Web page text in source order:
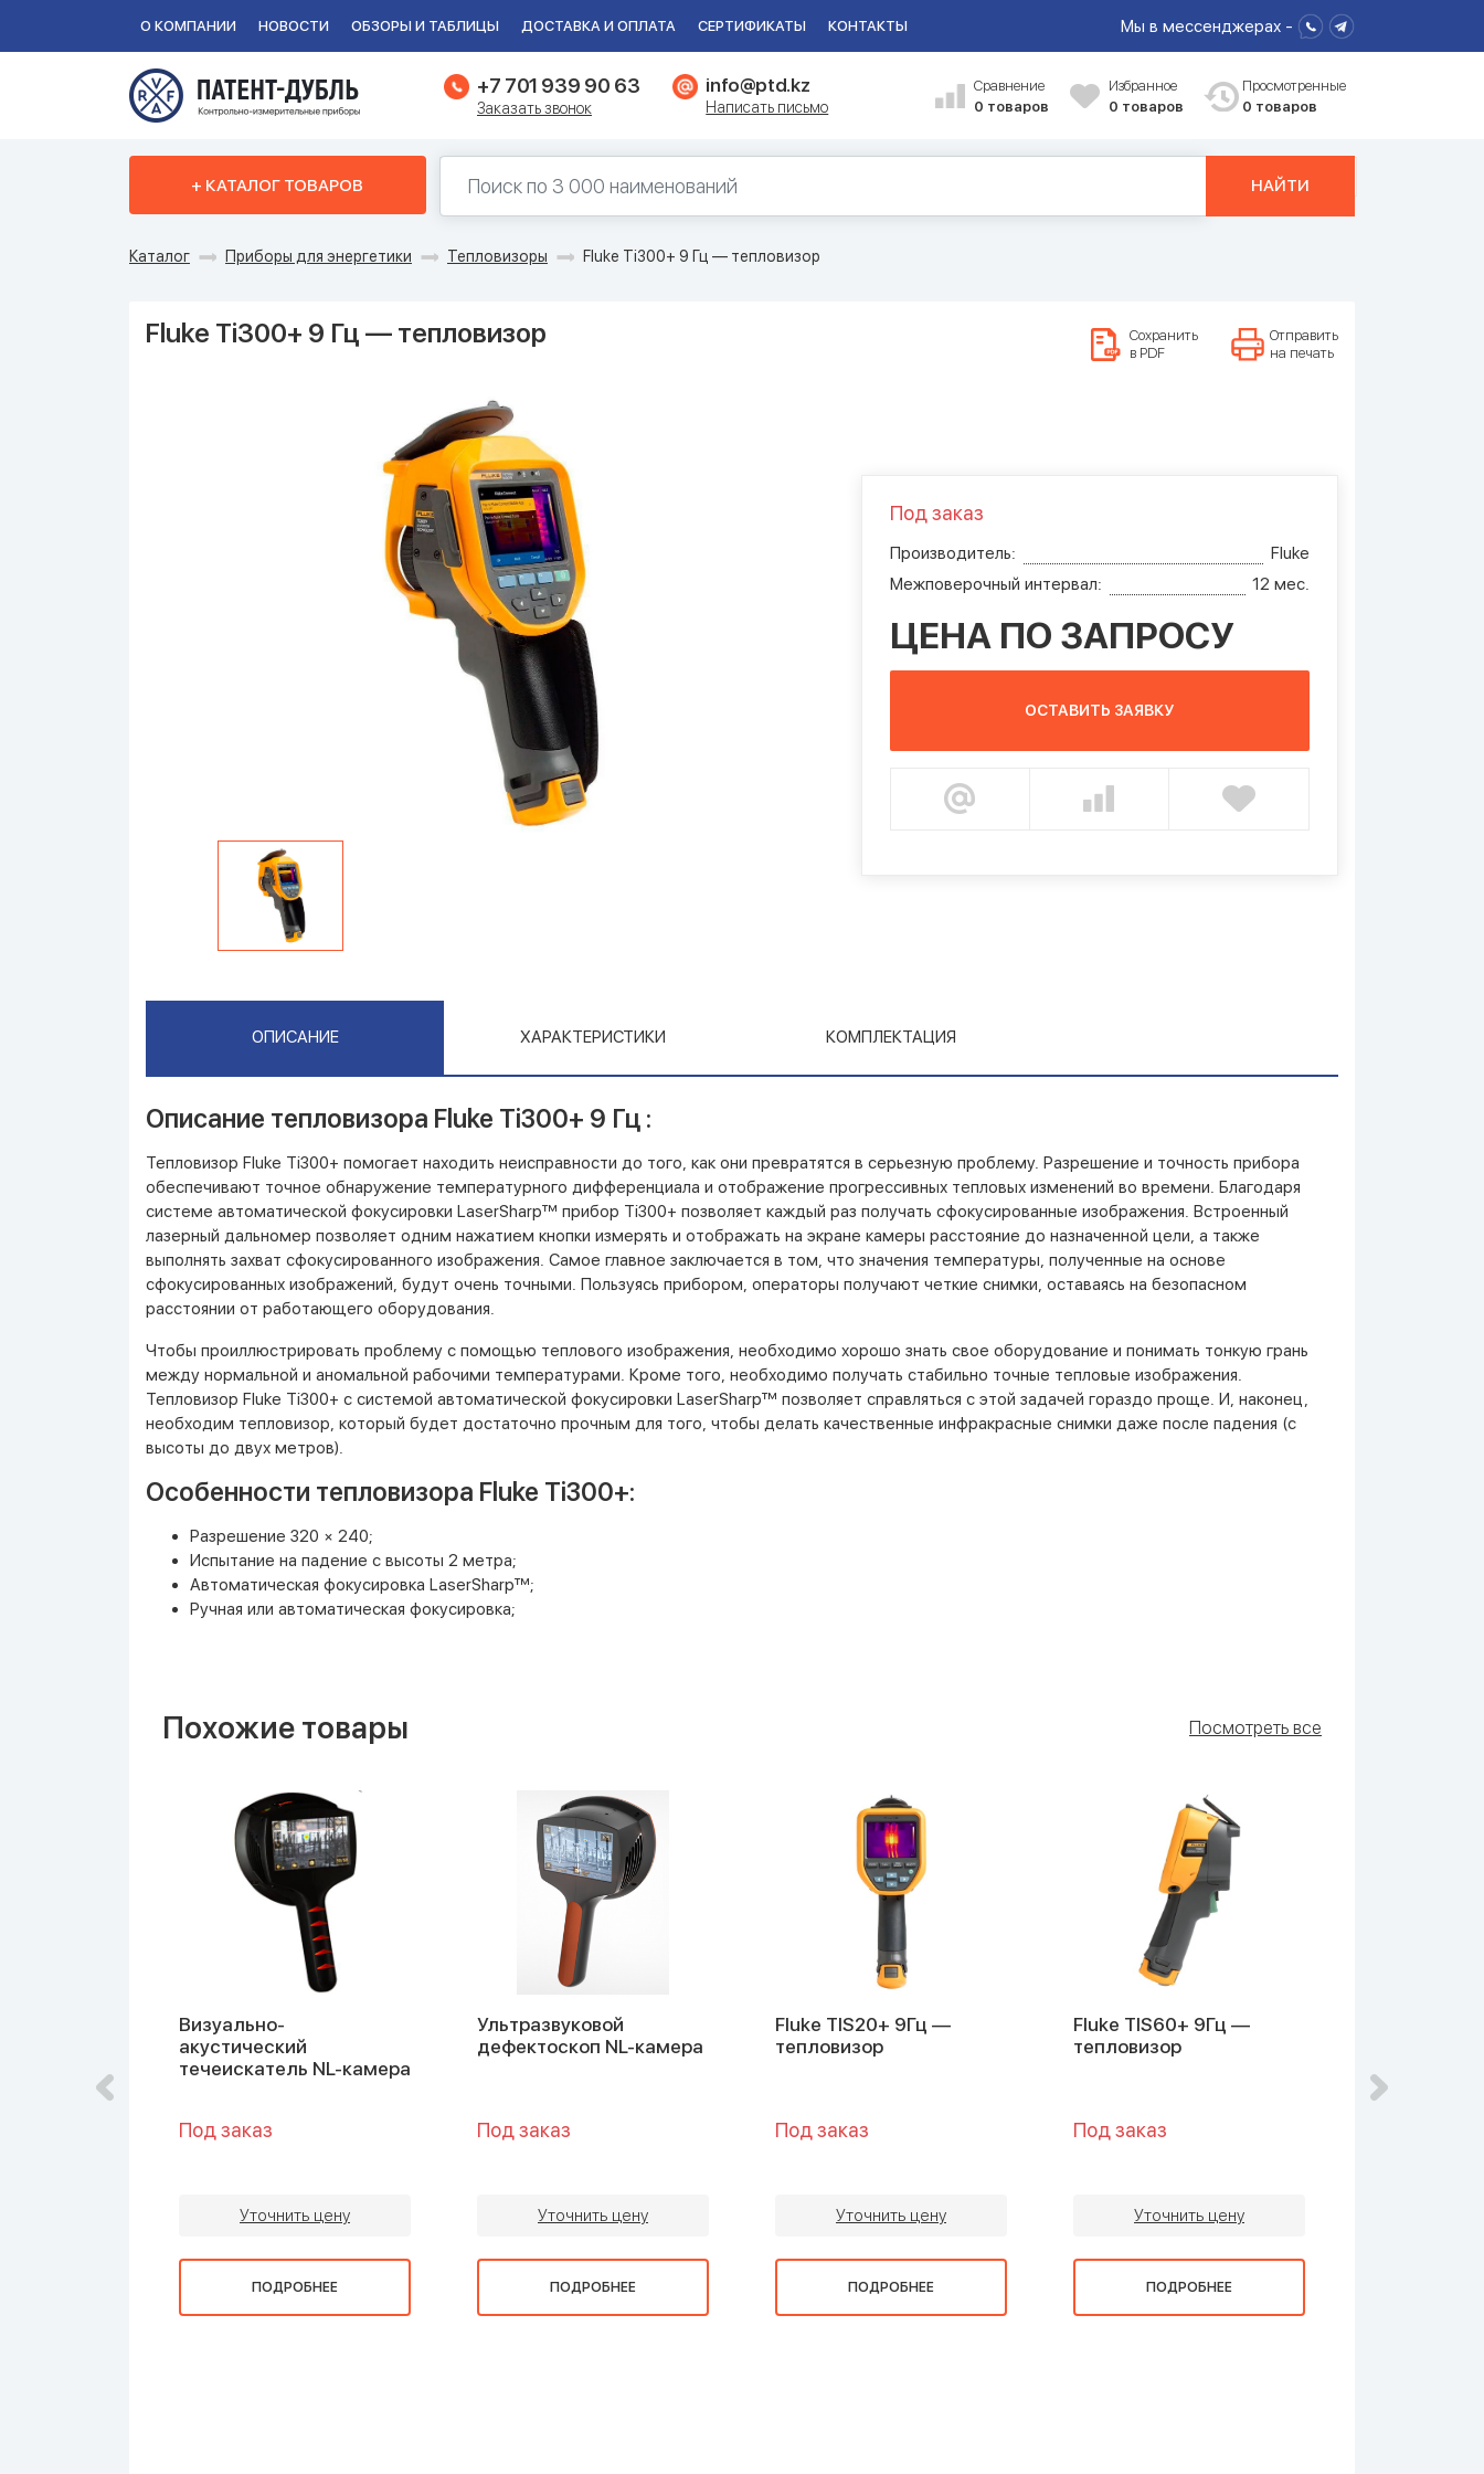
О КОМПАНИИ НОВОСТИ ОБЗОРЫ И ТАБЛИЦЫ ДОСТАВКА И ОПЛАТА СЕРТИФИКАТЫ КОНТАКТЫ Мы в мессенджерах -
+7 701 939 90 63
Заказать звонок
info@ptd.kz
Написать письмо
Сравнение
0 товаров
Избранное
0 товаров
Просмотренные
0 товаров
+ КАТАЛОГ ТОВАРОВ НАЙТИ
Каталог Приборы для энергетики Тепловизоры Fluke Ti300+ 9 Гц — тепловизор
Fluke Ti300+ 9 Гц — тепловизор
Сохранить
в PDF
Отправить
на печать
Под заказ
Производитель:
Fluke
Межповерочный интервал:
12 мес.
ЦЕНА ПО ЗАПРОСУ
ОСТАВИТЬ ЗАЯВКУ
ОПИСАНИЕ ХАРАКТЕРИСТИКИ КОМПЛЕКТАЦИЯ
Описание тепловизора Fluke Ti300+ 9 Гц :
Тепловизор Fluke Ti300+ помогает находить неисправности до того, как они превратятся в серьезную проблему. Разрешение и точность прибора
обеспечивают точное обнаружение температурного дифференциала и отображение прогрессивных тепловых изменений во времени. Благодаря
системе автоматической фокусировки LaserSharp™ прибор Ti300+ позволяет каждый раз получать сфокусированные изображения. Встроенный
лазерный дальномер позволяет одним нажатием кнопки измерять и отображать на экране камеры расстояние до назначенной цели, а также
выполнять захват сфокусированного изображения. Самое главное заключается в том, что значения температуры, полученные на основе
сфокусированных изображений, будут очень точными. Пользуясь прибором, операторы получают четкие снимки, оставаясь на безопасном
расстоянии от работающего оборудования.
Чтобы проиллюстрировать проблему с помощью теплового изображения, необходимо хорошо знать свое оборудование и понимать тонкую грань
между нормальной и аномальной рабочими температурами. Кроме того, необходимо получать стабильно точные тепловые изображения.
Тепловизор Fluke Ti300+ с системой автоматической фокусировки LaserSharp™ позволяет справляться с этой задачей гораздо проще. И, наконец,
необходим тепловизор, который будет достаточно прочным для того, чтобы делать качественные инфракрасные снимки даже после падения (с
высоты до двух метров).
Особенности тепловизора Fluke Ti300+:
Разрешение 320 × 240;
Испытание на падение с высоты 2 метра;
Автоматическая фокусировка LaserSharp™;
Ручная или автоматическая фокусировка;
Похожие товары Посмотреть все
Визуально-
акустический
течеискатель NL-камера
Под заказ
Уточнить цену
ПОДРОБНЕЕ
Ультразвуковой
дефектоскоп NL-камера
Под заказ
Уточнить цену
ПОДРОБНЕЕ
Fluke TIS20+ 9Гц —
тепловизор
Под заказ
Уточнить цену
ПОДРОБНЕЕ
Fluke TIS60+ 9Гц —
тепловизор
Под заказ
Уточнить цену
ПОДРОБНЕЕ